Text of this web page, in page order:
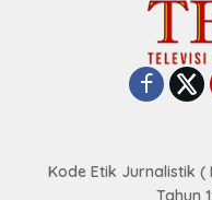
Kode Etik Jurnalistik (
Tahun